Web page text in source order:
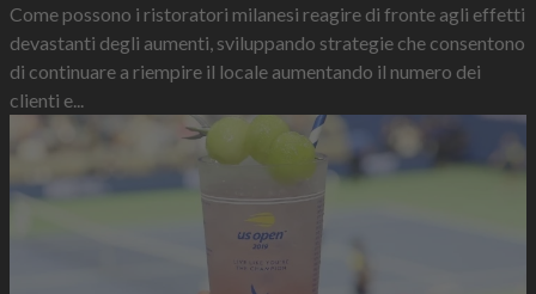
Come possono i ristoratori milanesi reagire di fronte agli effetti
devastanti degli aumenti, sviluppando strategie che consentono
di continuare a riempire il locale aumentando il numero dei
clienti e...